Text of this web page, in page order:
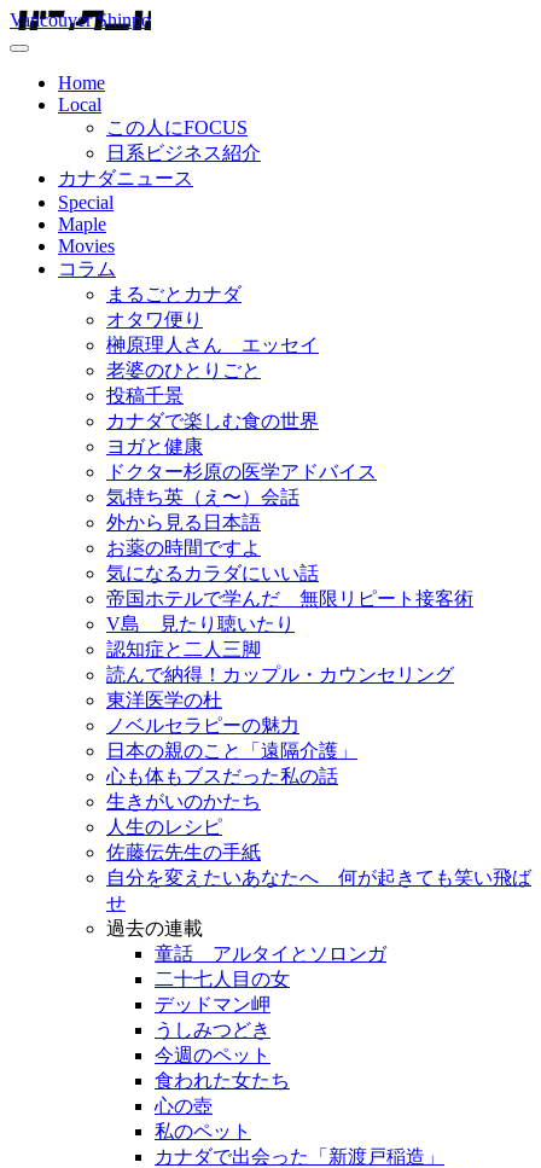
Vancouver Shinpo
Home
Local
この人にFOCUS
日系ビジネス紹介
カナダニュース
Special
Maple
Movies
コラム
まるごとカナダ
オタワ便り
榊原理人さん エッセイ
老婆のひとりごと
投稿千景
カナダで楽しむ食の世界
ヨガと健康
ドクター杉原の医学アドバイス
気持ち英（え〜）会話
外から見る日本語
お薬の時間ですよ
気になるカラダにいい話
帝国ホテルで学んだ 無限リピート接客術
V島 見たり聴いたり
認知症と二人三脚
読んで納得！カップル・カウンセリング
東洋医学の杜
ノベルセラピーの魅力
日本の親のこと「遠隔介護」
心も体もブスだった私の話
生きがいのかたち
人生のレシピ
佐藤伝先生の手紙
自分を変えたいあなたへ 何が起きても笑い飛ば
せ
過去の連載
童話 アルタイとソロンガ
二十七人目の女
デッドマン岬
うしみつどき
今週のペット
食われた女たち
心の壺
私のペット
カナダで出会った「新渡戸稲造」